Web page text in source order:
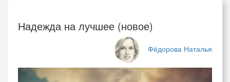
Надежда на лучшее (новое)
Фёдорова Наталья